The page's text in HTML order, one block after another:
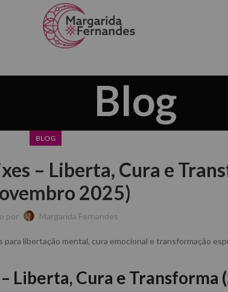
Blog
BLOG
– Liberta, Cura e
2025)
por Margarida Fernandes
Liberta, Cura e Transforma